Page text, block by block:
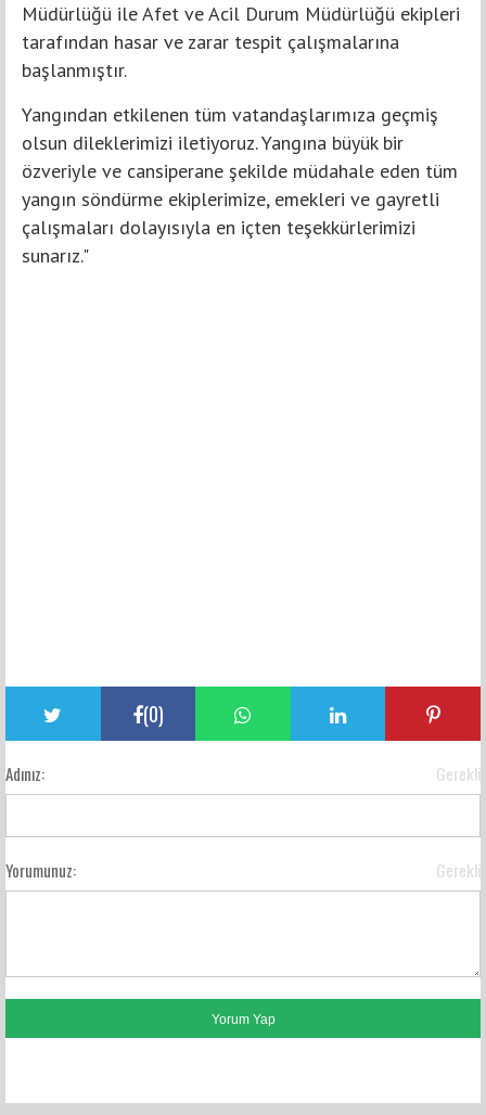
Müdürlüğü ile Afet ve Acil Durum Müdürlüğü ekipleri
tarafından hasar ve zarar tespit çalışmalarına
başlanmıştır.
Yangından etkilenen tüm vatandaşlarımıza geçmiş
olsun dileklerimizi iletiyoruz. Yangına büyük bir
özveriyle ve cansiperane şekilde müdahale eden tüm
yangın söndürme ekiplerimize, emekleri ve gayretli
çalışmaları dolayısıyla en içten teşekkürlerimizi
sunarız."
(0)
Adınız: Gerekli
Yorumunuz: Gerekli